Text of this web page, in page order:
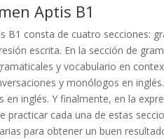
Aptis B1
B1 consta de cuatro secciones:
escrita. En la sección de
y vocabulario en
y monólogos en
inglés. Y finalmente, en la
practicar cada una de estas
para obtener un buen